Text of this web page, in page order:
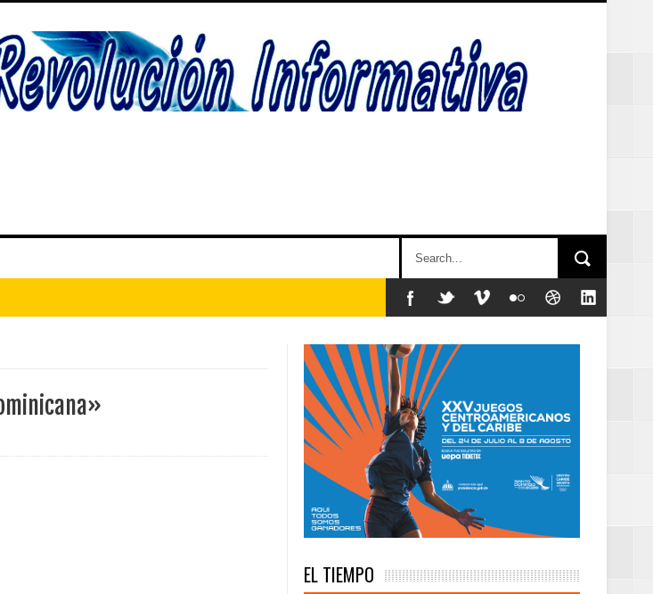
dejó abiertos los XXV Juegos Centroamericanos y del
EEUU en menos de una semana
Mujer
contra el dengue en Villa Flores EL TIEMPO